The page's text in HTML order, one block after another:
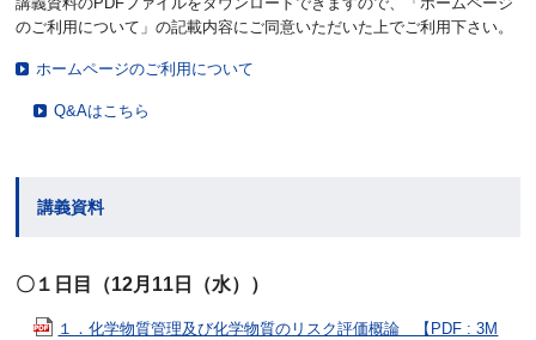
のご利用について」の記載内容にご同意いただいた上でご利用下さい。
ホームページのご利用について
Q&Aはこちら
講義資料
〇１日目（12月11日（水））
１．化学物質管理及び化学物質のリスク評価概論 【PDF : 3M